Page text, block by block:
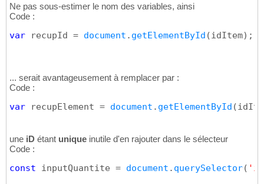
Ne pas sous-estimer le nom des variables, ainsi
Code :
var recupId = document . getElementById (idItem) ;
... serait avantageusement à remplacer par :
Code :
var recupElement = document . getElementById (
une iD étant unique inutile d'en rajouter dans le sélecteur
Code :
const inputQuantite = document . querySelector(